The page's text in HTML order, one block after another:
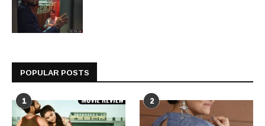
POPULAR POSTS
1 2